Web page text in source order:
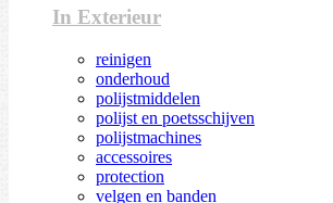
In Exterieur
reinigen
onderhoud
polijstmiddelen
polijst en poetsschijven
polijstmachines
accessoires
protection
velgen en banden